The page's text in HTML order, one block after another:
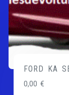
FORD KA
0,00€